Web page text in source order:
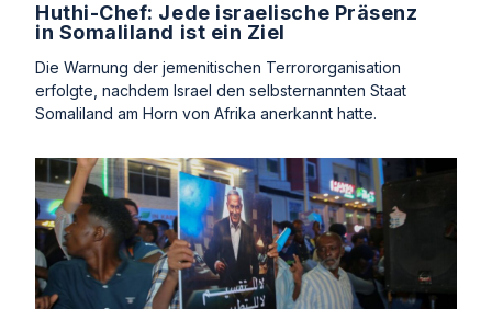
Huthi-Chef: Jede israelische Präsenz
in Somaliland ist ein Ziel
Die Warnung der jemenitischen Terrororganisation
erfolgte, nachdem Israel den selbsternannten Staat
Somaliland am Horn von Afrika anerkannt hatte.